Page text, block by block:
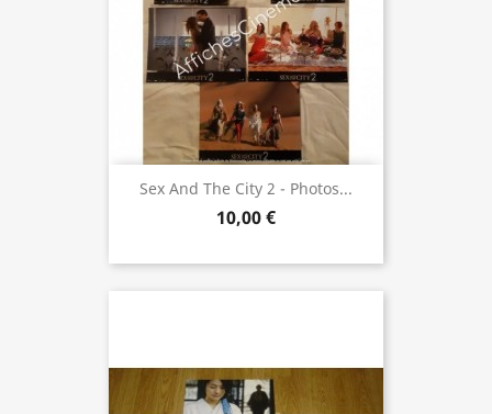
Sex And The City 2 - Photos...
10,00 €